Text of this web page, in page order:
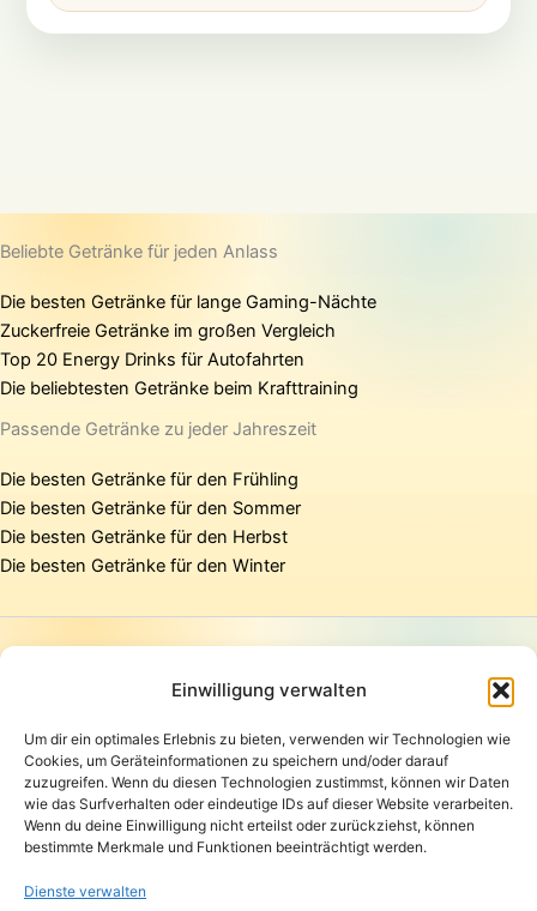
Einwilligung verwalten
Um dir ein optimales Erlebnis zu bieten, verwenden wir Technologien wie
Cookies, um Geräteinformationen zu speichern und/oder darauf
zuzugreifen. Wenn du diesen Technologien zustimmst, können wir Daten
wie das Surfverhalten oder eindeutige IDs auf dieser Website verarbeiten.
Wenn du deine Einwilligung nicht erteilst oder zurückziehst, können
bestimmte Merkmale und Funktionen beeinträchtigt werden.
Dienste verwalten
Beliebte Getränke für jeden Anlass
Die besten Getränke für lange Gaming-Nächte
Zuckerfreie Getränke im großen Vergleich
Top 20 Energy Drinks für Autofahrten
Die beliebtesten Getränke beim Krafttraining
Passende Getränke zu jeder Jahreszeit
Die besten Getränke für den Frühling
Die besten Getränke für den Sommer
Die besten Getränke für den Herbst
Die besten Getränke für den Winter
Presse
Datenschutzerklärung
AGB
Widerrufsbelehrung
Versand und Lieferung
Zahlungsarten